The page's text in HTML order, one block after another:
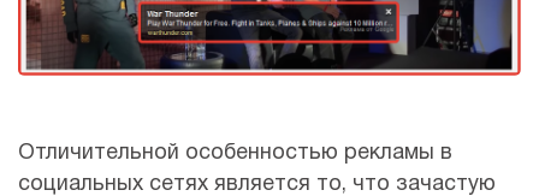
Отличительной особенностью рекламы в
социальных сетях является то, что зачастую